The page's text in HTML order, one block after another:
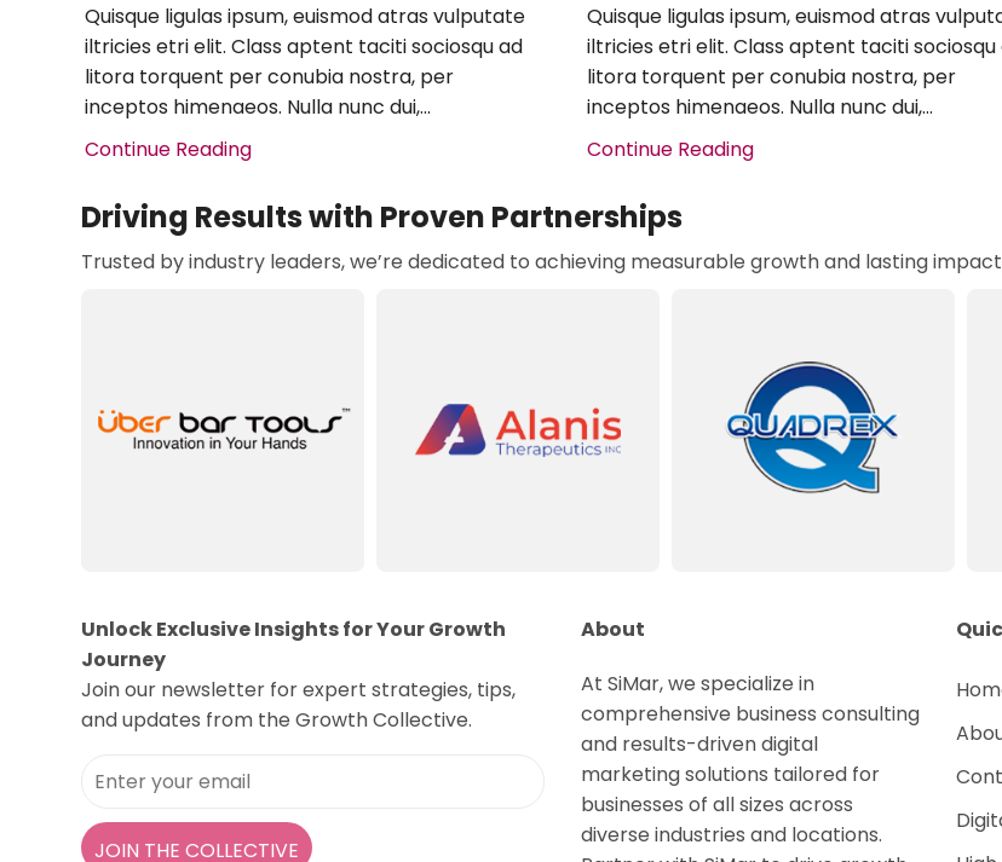
Quisque ligulas ipsum, euismod atras vulputate
iltricies etri elit. Class aptent taciti sociosqu ad
litora torquent per conubia nostra, per
inceptos himenaeos. Nulla nunc dui,...
Continue Reading
Quisque ligulas ipsum, euismod atras
iltricies etri elit. Class aptent taciti sociosqu
litora torquent per conubia nostra, per
inceptos himenaeos. Nulla nunc dui,...
Continue Reading
Driving Results with Proven Partnerships
Trusted by industry leaders, we’re dedicated to achieving measurable growth and lasting
Unlock Exclusive Insights for Your Growth
Journey
Join our newsletter for expert strategies, tips,
and updates from the Growth Collective.
About
At SiMar, we specialize in
comprehensive business consulting
and results-driven digital
marketing solutions tailored for
businesses of all sizes across
diverse industries and locations.